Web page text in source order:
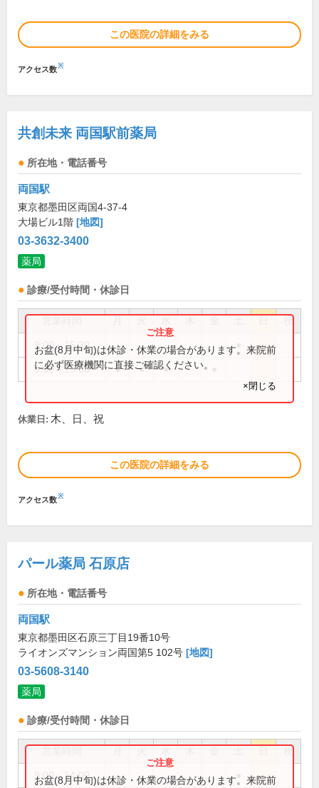
この医院の詳細をみる
アクセス数※
共創未来 両国駅前薬局
所在地・電話番号
両国駅
東京都墨田区両国4-37-4
大場ビル1階 [地図]
03-3632-3400
薬局
診療/受付時間・休診日
祝
9:00～15:30
9:00～19:00 ● ● ●
お盆(8月中旬)は休診・休業の場合があります。来院前
に必ず医療機関に直接ご確認ください。
×閉じる
休業日: 木、日、祝
この医院の詳細をみる
アクセス数※
パール薬局 石原店
所在地・電話番号
両国駅
東京都墨田区石原三丁目19番10号
ライオンズマンション両国第5 102号 [地図]
03-5608-3140
薬局
診療/受付時間・休診日
祝
9:00～14:00
お盆(8月中旬)は休診・休業の場合があります。来院前